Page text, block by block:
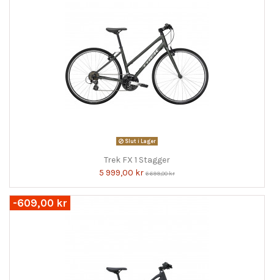
Slut i Lager
Trek FX 1 Stagger
5 999,00 kr 6 699,00 kr
-609,00 kr